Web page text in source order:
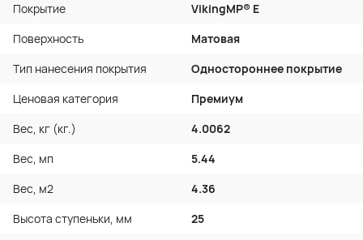
Покрытие
VikingMP® E
Поверхность
Матовая
Тип нанесения покрытия
Одностороннее покрытие
Ценовая категория
Премиум
Вес, кг (кг.)
4.0062
Вес, мп
5.44
Вес, м2
4.36
Высота ступеньки, мм
25